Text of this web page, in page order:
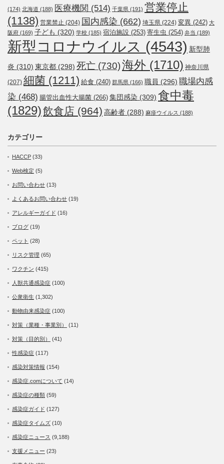
(174) 北海道 (188) 医療機関 (514) 千葉県 (191) 営業停止
(1138) 営業禁止 (204) 国内感染 (662) 埼玉県 (224) 変異 (242) 大
阪府 (169) 子ども (320) 学校 (185) 宿泊施設 (253) 寄生虫 (254) 弁当 (189)
新型コロナウイルス (4543) 新型肺
炎 (310) 東京都 (298) 死亡 (730)海外 (1710) 神奈川県
(207) 細菌 (1211) 給食 (240) 群馬県 (166) 職員 (296) 職場内感
染 (468) 腸管出血性大腸菌 (266) 集団感染 (309) 食中毒
(1829)飲食店 (964) 高齢者 (288) 麻疹ウイルス (188)
カテゴリー
HACCP (33)
Web検定 (5)
お問い合わせ (13)
よくあるお問い合わせ (19)
アレルギーガイド (16)
ブログ (19)
ペット (28)
リスク管理 (65)
ワクチン (415)
人獣共通感染症 (100)
公衆衛生 (1,302)
動物由来感染症 (100)
対策（業種・事業別） (11)
対策（目的別） (41)
性感染症 (117)
感染対策情報 (154)
感染症.comについて (14)
感染症の種類 (59)
感染症ガイド (127)
感染症タイムズ (10)
感染症ニュース (9,188)
支援メニュー (23)